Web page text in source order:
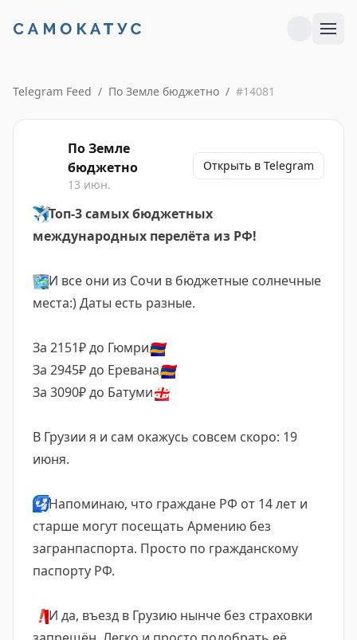
Telegram Feed / По Земле бюджетно / #14081
По Земле
бюджетно
13 июн.
Открыть в Telegram
✈️Топ-3 самых бюджетных
международных перелёта из РФ!
🗺️И все они из Сочи в бюджетные солнечные
места:) Даты есть разные.
За 2151₽ до Гюмри🇦🇲
За 2945₽ до Еревана🇦🇲
За 3090₽ до Батуми🇬🇪
В Грузии я и сам окажусь совсем скоро: 19
июня.
🛂Напоминаю, что граждане РФ от 14 лет и
старше могут посещать Армению без
загранпаспорта. Просто по гражданскому
паспорту РФ.
❗️И да, въезд в Грузию нынче без страховки